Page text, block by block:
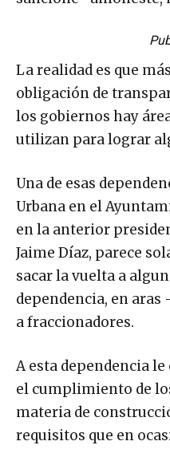
La realidad es que
obligación de
los gobiernos hay
utilizan para lograr
Una de esas
Urbana en el
en la anterior
Jaime Díaz, parece
sacar la vuelta a
dependencia, en
a fraccionadores.
A esta dependencia
el cumplimiento de
materia de
requisitos que en